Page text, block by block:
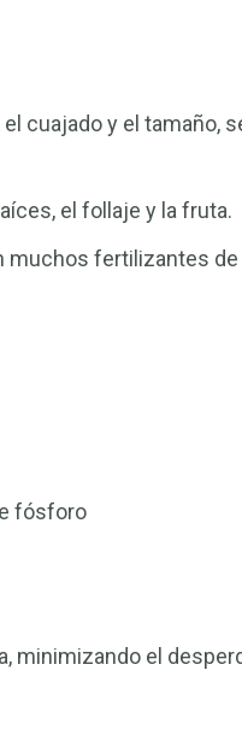
cuajado y el tamaño,
el follaje y la fruta.
muchos fertilizantes
fósforo
minimizando el